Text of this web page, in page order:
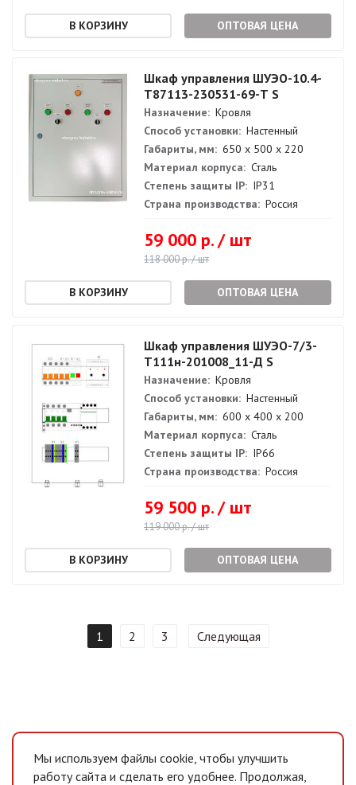
ОПТОВАЯ ЦЕНА
Шкаф управления ШУЭО-10.4-
Т87113-230531-69-Т S
Назначение: Кровля
Способ установки: Настенный
Габариты, мм: 650 х 500 х 220
Материал корпуса: Сталь
Степень защиты IP: IP31
Страна производства: Россия
59 000 р. / шт
118 000 р. / шт
ОПТОВАЯ ЦЕНА
Шкаф управления ШУЭО-7/3-
Т111н-201008_11-Д S
Назначение: Кровля
Способ установки: Настенный
Габариты, мм: 600 х 400 х 200
Материал корпуса: Сталь
Степень защиты IP: IP66
Страна производства: Россия
59 500 р. / шт
119 000 р. / шт
ОПТОВАЯ ЦЕНА
1 2 3 Следующая
Мы используем файлы cookie, чтобы улучшить
работу сайта и сделать его удобнее. Продолжая,